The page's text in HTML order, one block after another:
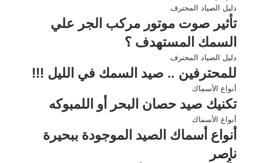
دليل الصياد المحترف
تأثير صوت موتور مركب الجر علي
السمك المستهدف ؟
دليل الصياد المحترف
للمحترفين .. صيد السمك في الليل !!!
أنواع الأسماك
تكنيك صيد حصان البحر أو اللمبوكه
أنواع الأسماك
أنواع أسماك الصيد الموجودة ببحيرة
ناصر